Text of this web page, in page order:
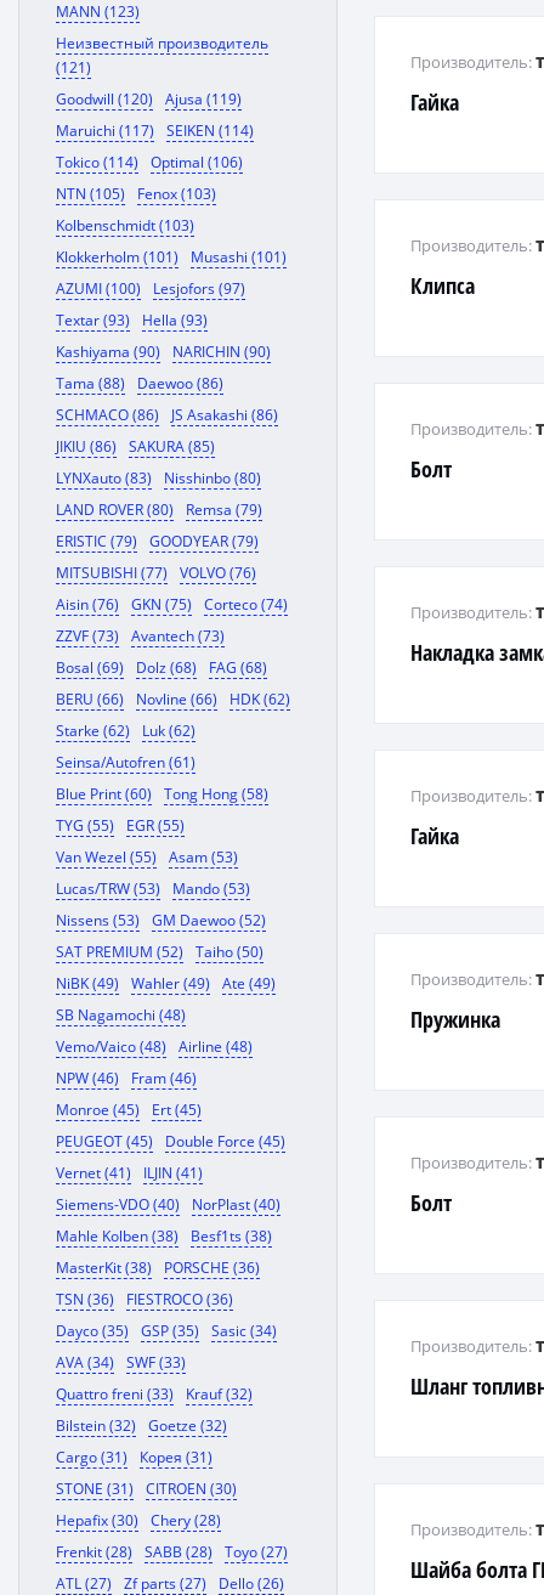
MANN (123)
Неизвестный производитель
(121)
Goodwill (120)
Ajusa (119)
Maruichi (117)
SEIKEN (114)
Tokico (114)
Optimal (106)
NTN (105)
Fenox (103)
Kolbenschmidt (103)
Klokkerholm (101)
Musashi (101)
AZUMI (100)
Lesjofors (97)
Textar (93)
Hella (93)
Kashiyama (90)
NARICHIN (90)
Tama (88)
Daewoo (86)
SCHMACO (86)
JS Asakashi (86)
JIKIU (86)
SAKURA (85)
LYNXauto (83)
Nisshinbo (80)
LAND ROVER (80)
Remsa (79)
ERISTIC (79)
GOODYEAR (79)
MITSUBISHI (77)
VOLVO (76)
Aisin (76)
GKN (75)
Corteco (74)
ZZVF (73)
Avantech (73)
Bosal (69)
Dolz (68)
FAG (68)
BERU (66)
Novline (66)
HDK (62)
Starke (62)
Luk (62)
Seinsa/Autofren (61)
Blue Print (60)
Tong Hong (58)
TYG (55)
EGR (55)
Van Wezel (55)
Asam (53)
Lucas/TRW (53)
Mando (53)
Nissens (53)
GM Daewoo (52)
SAT PREMIUM (52)
Taiho (50)
NiBK (49)
Wahler (49)
Ate (49)
SB Nagamochi (48)
Vemo/Vaico (48)
Airline (48)
NPW (46)
Fram (46)
Monroe (45)
Ert (45)
PEUGEOT (45)
Double Force (45)
Vernet (41)
ILJIN (41)
Siemens-VDO (40)
NorPlast (40)
Mahle Kolben (38)
Besf1ts (38)
MasterKit (38)
PORSCHE (36)
TSN (36)
FIESTROCO (36)
Dayco (35)
GSP (35)
Sasic (34)
AVA (34)
SWF (33)
Quattro freni (33)
Krauf (32)
Bilstein (32)
Goetze (32)
Cargo (31)
Корея (31)
STONE (31)
CITROEN (30)
Hepafix (30)
Chery (28)
Frenkit (28)
SABB (28)
Toyo (27)
ATL (27)
Zf parts (27)
Dello (26)
Гайка
Производитель:
Клипса
Производитель:
Болт
Производитель:
Накладка
Производитель:
Гайка
Производитель:
Пружинка
Производитель:
Болт
Производитель:
Шланг
Производитель:
Шайба болта
Производитель: